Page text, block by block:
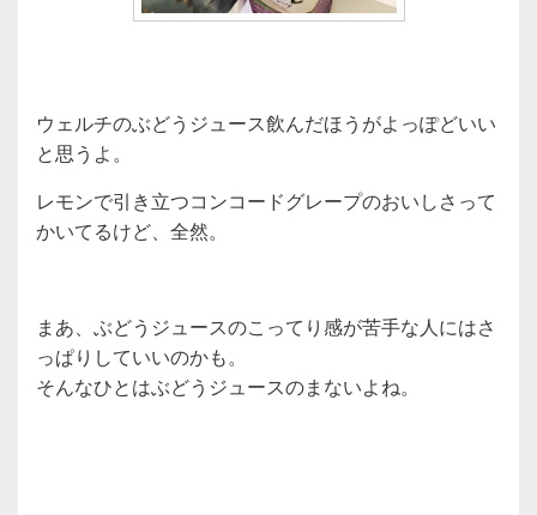
ウェルチのぶどうジュース飲んだほうがよっぽどいい
と思うよ。
レモンで引き立つコンコードグレープのおいしさって
かいてるけど、全然。
まあ、ぶどうジュースのこってり感が苦手な人にはさ
っぱりしていいのかも。
そんなひとはぶどうジュースのまないよね。